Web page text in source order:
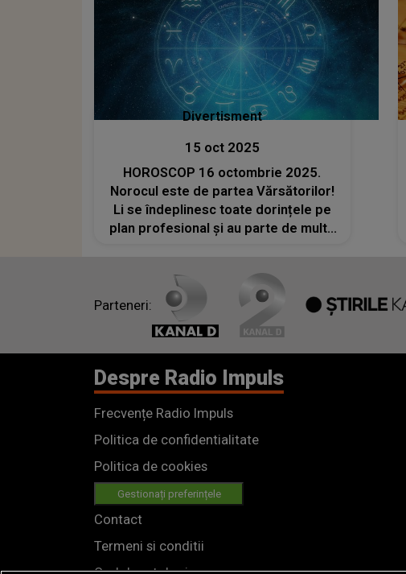
Divertisment
15 oct 2025
HOROSCOP 16 octombrie 2025.
Norocul este de partea Vărsătorilor!
Li se îndeplinesc toate dorințele pe
plan profesional și au parte de multe
Parteneri:
Despre Radio Impuls
Frecvențe Radio Impuls
Politica de confidentialitate
Politica de cookies
Gestionați preferințele
Contact
Termeni si conditii